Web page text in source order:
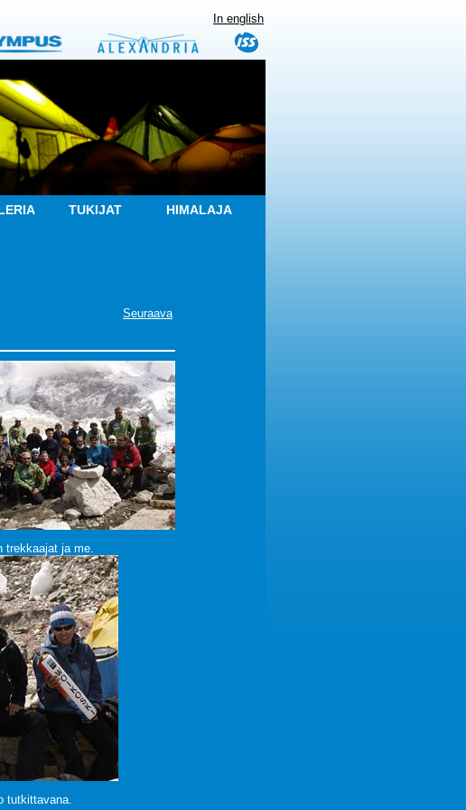
In english
TUKIJAT HIMALAJA
Seuraava
trekkaajat ja me.
tutkittavana.